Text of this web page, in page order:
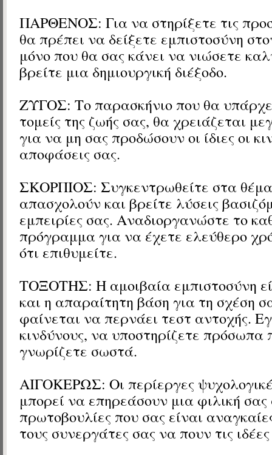
ΠΑΡΘΕΝΟΣ: Για να στηρίξετε τις
θα πρέπει να δείξετε εμπιστοσύνη
μόνο που θα σας κάνει να νιώσετε
βρείτε μια δημιουργική διέξοδο.
ΖΥΓΟΣ: Το παρασκήνιο που θα
τομείς της ζωής σας, θα χρειάζεται
για να μη σας προδώσουν οι ίδιες οι
αποφάσεις σας.
ΣΚΟΡΠΙΟΣ: Συγκεντρωθείτε στα
απασχολούν και βρείτε λύσεις
εμπειρίες σας. Αναδιοργανώστε το
πρόγραμμα για να έχετε ελεύθερο
ότι επιθυμείτε.
ΤΟΞΟΤΗΣ: Η αμοιβαία εμπιστοσύνη
και η απαραίτητη βάση για τη σχέση
φαίνεται να περνάει τεστ αντοχής.
κινδύνους, να υποστηρίζετε πρόσωπα
γνωρίζετε σωστά.
ΑΙΓΟΚΕΡΩΣ: Οι περίεργες
μπορεί να επηρεάσουν μια φιλική
πρωτοβουλίες που σας είναι
τους συνεργάτες σας να πουν τις